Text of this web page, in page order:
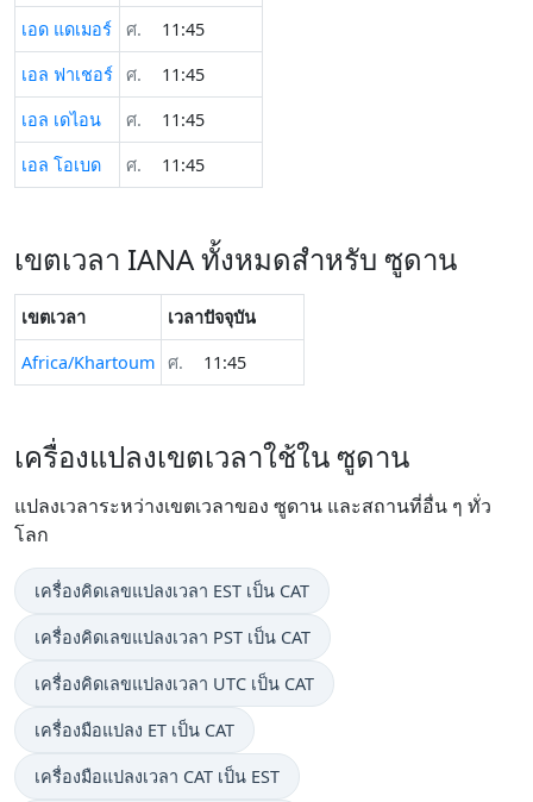
เอด แดเมอร์
ศ.
11:45
เอล ฟาเชอร์ ศ.
11:45
เอล เดไอน
ศ.
11:45
เอล โอเบด
ศ. 11:45
เขตเวลา IANA ทั้งหมดสำหรับ ซูดาน
เขตเวลา
เวลาปัจจุบัน
Africa/Khartoum ศ. 11:45
เครื่องแปลงเขตเวลาใช้ใน ซูดาน
แปลงเวลาระหว่างเขตเวลาของ ซูดาน และสถานที่อื่น ๆ ทั่ว
โลก
เครื่องคิดเลขแปลงเวลา EST เป็น CAT
เครื่องคิดเลขแปลงเวลา PST เป็น CAT
เครื่องคิดเลขแปลงเวลา UTC เป็น CAT
เครื่องมือแปลง ET เป็น CAT
เครื่องมือแปลงเวลา CAT เป็น EST